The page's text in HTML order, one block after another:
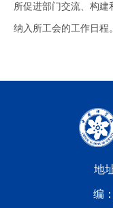
所促进部门交流、构
纳入所工会的工作日程
地
编